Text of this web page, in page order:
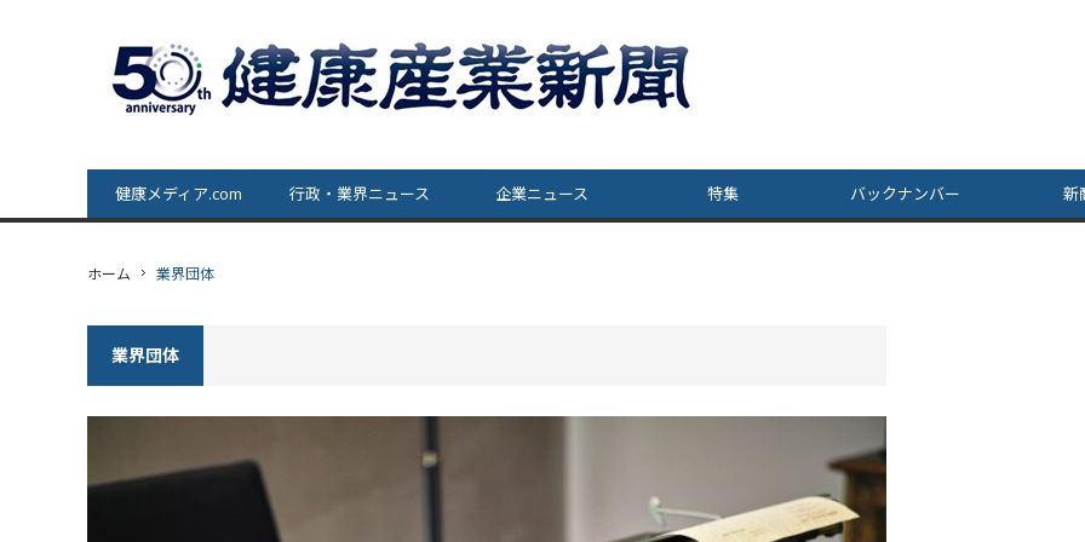
健康メディア.com 行政・業界ニュース 企業ニュース 特集 バックナンバー 新
ホーム 業界団体
業界団体